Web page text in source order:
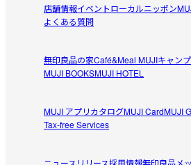
店舗情報イベントローカルニッポン
よくある質問
無印良品の家Café&Meal MUJIキャン
MUJI BOOKSMUJI HOTEL
MUJI アプリカタログMUJI CardMUJI
Tax-free Services